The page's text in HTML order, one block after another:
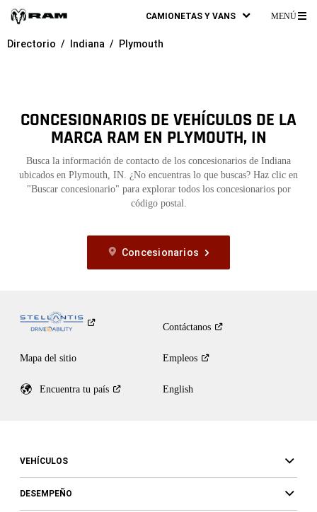
CAMIONETAS Y VANS MENÚ
Directorio Indiana Plymouth
CONCESIONARIOS DE VEHÍCULOS DE LA
MARCA RAM EN PLYMOUTH, IN
Busca la información de contacto de los concesionarios de Indiana
ubicados en Plymouth, IN. ¿No encuentras lo que buscas? Haz clic en
"Buscar concesionario" para explorar todos los concesionarios por
código postal.
Concesionarios
Contáctanos
Mapa del sitio Empleos
Encuentra tu país English
VEHÍCULOS
DESEMPEÑO